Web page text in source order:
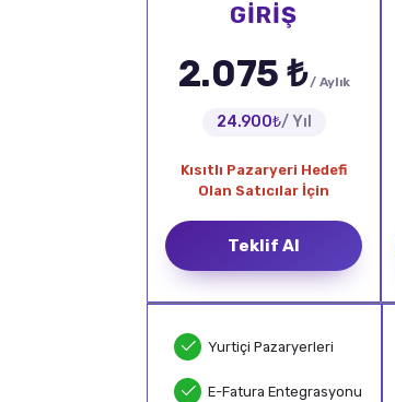
GİRİŞ
2.075 ₺ / Aylık
24.900₺/ Yıl
Kısıtlı Pazaryeri Hedefi
Olan Satıcılar İçin
Teklif Al
Yurtiçi Pazaryerleri
E-Fatura Entegrasyonu